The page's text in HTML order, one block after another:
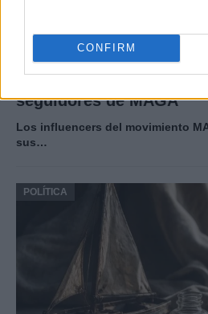
CONFIRM
Cómo la política exterior
transformando las
seguidores de MAGA
Los influencers del movimiento
sus…
POLÍTICA